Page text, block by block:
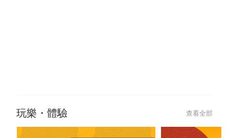
玩樂・體驗 查看全部